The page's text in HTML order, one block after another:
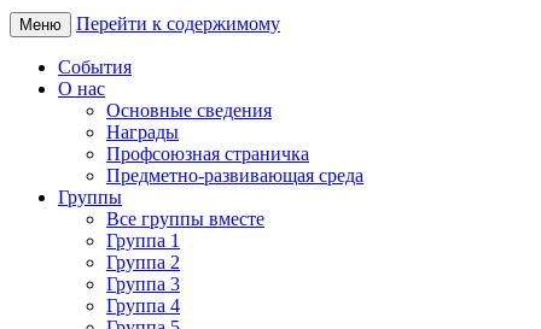
Меню Перейти к содержимому
События
О нас
Основные сведения
Награды
Профсоюзная страничка
Предметно-развивающая среда
Группы
Все группы вместе
Группа 1
Группа 2
Группа 3
Группа 4